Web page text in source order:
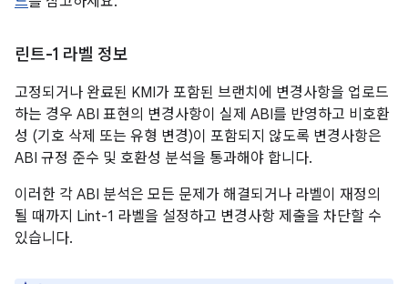
린트-1 라벨 정보
고정되거나 완료된 KMI가 포함된 브랜치에 변경사항을 업로드
하는 경우 ABI 표현의 변경사항이 실제 ABI를 반영하고 비호환
성 (기호 삭제 또는 유형 변경)이 포함되지 않도록 변경사항은
ABI 규정 준수 및 호환성 분석을 통과해야 합니다.
이러한 각 ABI 분석은 모든 문제가 해결되거나 라벨이 재정의
될 때까지 Lint-1 라벨을 설정하고 변경사항 제출을 차단할 수
있습니다.